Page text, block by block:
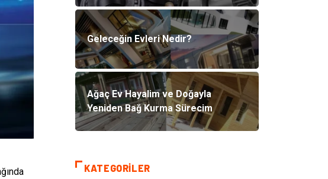
Geleceğin Evleri Nedir?
Ağaç Ev Hayalim ve Doğayla
Yeniden Bağ Kurma Sürecim
KATEGORILER